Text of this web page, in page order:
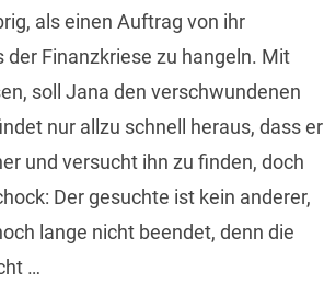
als einen Auftrag von ihr
Finanzkriese zu hangeln. Mit
soll Jana den verschwundenen
nur allzu schnell heraus, dass er
und versucht ihn zu finden, doch
Der gesuchte ist kein anderer,
lange nicht beendet, denn die
…